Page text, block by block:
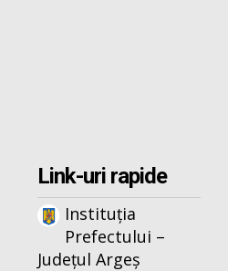
Link-uri rapide
Instituția
Prefectului –
Județul Argeș